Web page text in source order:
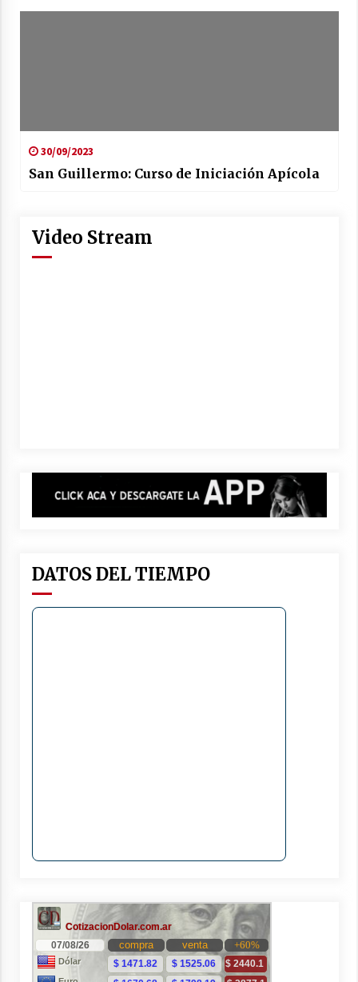
30/09/2023
San Guillermo: Curso de Iniciación Apícola
Video Stream
DATOS DEL TIEMPO